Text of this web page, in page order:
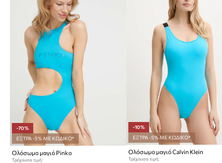
-70%
ΕΞΤΡΑ -5% ΜΕ ΚΩΔΙΚΟ*
Ολόσωμο μαγιό Pinko
Τρέχουσα τιμή:
-10%
ΕΞΤΡΑ -5% ΜΕ ΚΩΔΙΚΟ*
Ολόσωμο μαγιό Calvin Klein
Τρέχουσα τιμή: